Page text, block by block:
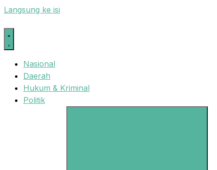
Langsung ke isi
Nasional
Daerah
Hukum & Kriminal
Politik